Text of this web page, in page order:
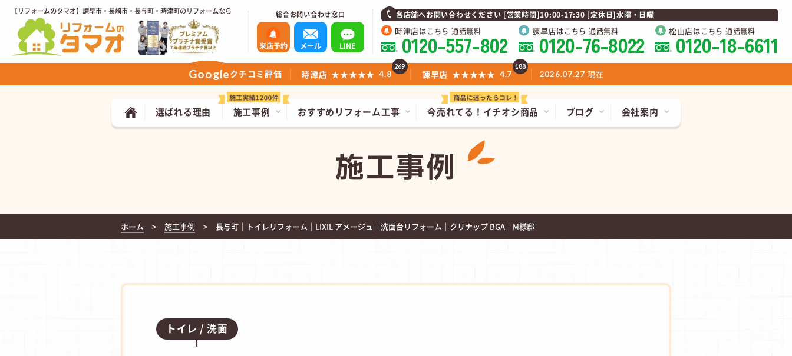
【リフォームのタマオ】諫早市・長崎市・長与町・時津町のリフォームなら 総合お問い合わせ窓口
来店予約 メール LINE
各店舗へお問い合わせください [営業時間]10:00-17:30 [定休日]水曜・日曜
時津店はこちら 通話無料
0120-557-802 諫早店はこちら 通話無料
0120-76-8022 松山店はこちら 通話無料
0120-18-6611
今売れてる！ イチオシ商品
施工事例 おすすめリフォーム工事
選ばれる理由 ブログ 会社案内
Googleクチコミ評価 時津店 ★★★★★ 4.8
269
諫早店 ★★★★★ 4.7
188
2026.07.27 現在
施工事例
ホーム 施工事例 長与町｜トイレリフォーム｜LIXIL アメージュ｜洗面台リフォーム｜クリナップ BGA｜M様邸
トイレ 洗面